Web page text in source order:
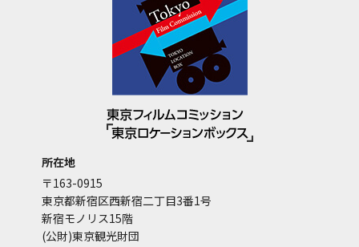
所在地
〒163-0915
東京都新宿区西新宿二丁目3番1号
新宿モノリス15階
(公財)東京観光財団